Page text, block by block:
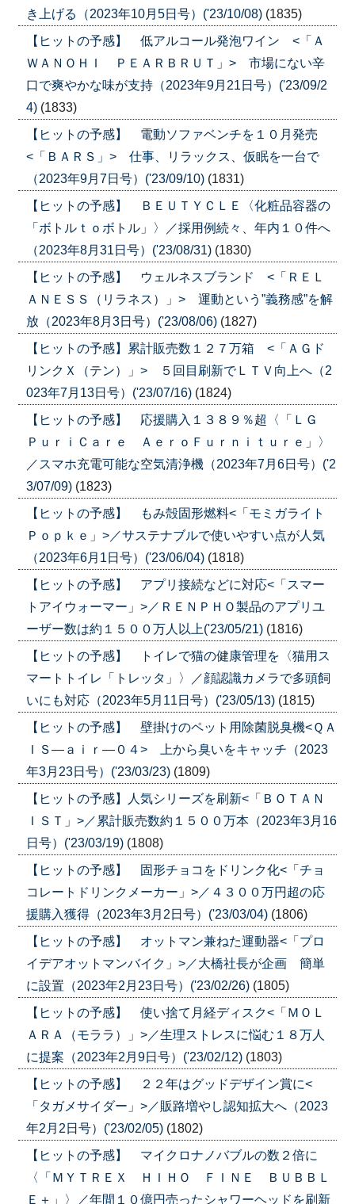
き上げる（2023年10月5日号）('23/10/08) (1835)
【ヒットの予感】 低アルコール発泡ワイン <「Ａ
ＷＡＮＯＨＩ ＰＥＡＲＢＲＵＴ」> 市場にない辛
口で爽やかな味が支持（2023年9月21日号）('23/09/2
4) (1833)
【ヒットの予感】 電動ソファベンチを１０月発売
<「ＢＡＲＳ」> 仕事、リラックス、仮眠を一台で
（2023年9月7日号）('23/09/10) (1831)
【ヒットの予感】 ＢＥＵＴＹＣＬＥ〈化粧品容器の
「ボトルｔｏボトル」〉／採用例続々、年内１０件へ
（2023年8月31日号）('23/08/31) (1830)
【ヒットの予感】 ウェルネスブランド <「ＲＥＬ
ＡＮＥＳＳ（リラネス）」> 運動という”義務感”を解
放（2023年8月3日号）('23/08/06) (1827)
【ヒットの予感】累計販売数１２７万箱 <「ＡＧド
リンクＸ（テン）」> ５回目刷新でＬＴＶ向上へ（2
023年7月13日号）('23/07/16) (1824)
【ヒットの予感】 応援購入１３８９％超〈「ＬＧ
ＰｕｒｉＣａｒｅ ＡｅｒｏＦｕｒｎｉｔｕｒｅ」〉
／スマホ充電可能な空気清浄機（2023年7月6日号）('2
3/07/09) (1823)
【ヒットの予感】 もみ殻固形燃料<「モミガライト
Ｐｏｐｋｅ」>／サステナブルで使いやすい点が人気
（2023年6月1日号）('23/06/04) (1818)
【ヒットの予感】 アプリ接続などに対応<「スマー
トアイウォーマー」>／ＲＥＮＰＨＯ製品のアプリユ
ーザー数は約１５００万人以上('23/05/21) (1816)
【ヒットの予感】 トイレで猫の健康管理を〈猫用ス
マートトイレ「トレッタ」〉／顔認識カメラで多頭飼
いにも対応（2023年5月11日号）('23/05/13) (1815)
【ヒットの予感】 壁掛けのペット用除菌脱臭機<ＱＡ
ＩＳ―ａｉｒ―０４> 上から臭いをキャッチ（2023
年3月23日号）('23/03/23) (1809)
【ヒットの予感】人気シリーズを刷新<「ＢＯＴＡＮ
ＩＳＴ」>／累計販売数約１５００万本（2023年3月16
日号）('23/03/19) (1808)
【ヒットの予感】 固形チョコをドリンク化<「チョ
コレートドリンクメーカー」>／４３００万円超の応
援購入獲得（2023年3月2日号）('23/03/04) (1806)
【ヒットの予感】 オットマン兼ねた運動器<「プロ
イデアオットマンバイク」>／大橋社長が企画 簡単
に設置（2023年2月23日号）('23/02/26) (1805)
【ヒットの予感】 使い捨て月経ディスク<「ＭＯＬ
ＡＲＡ（モララ）」>／生理ストレスに悩む１８万人
に提案（2023年2月9日号）('23/02/12) (1803)
【ヒットの予感】 ２２年はグッドデザイン賞に<
「タガメサイダー」>／販路増やし認知拡大へ（2023
年2月2日号）('23/02/05) (1802)
【ヒットの予感】 マイクロナノバブルの数２倍に
〈「ＭＹＴＲＥＸ ＨＩＨＯ ＦＩＮＥ ＢＵＢＢＬ
Ｅ＋」〉／年間１０億円売ったシャワーヘッドを刷新